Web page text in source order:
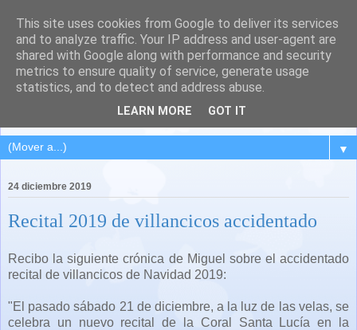
QUINTANA DEL PUENTE
(Palencia)
Pueblo del Cerrato palentino
▼
24 diciembre 2019
Recital 2019 de villancicos accidentado
Recibo la siguiente crónica de Miguel sobre el accidentado
recital de villancicos de Navidad 2019:
"El pasado sábado 21 de diciembre, a la luz de las velas, se
celebra un nuevo recital de la Coral Santa Lucía en la
This site uses cookies from Google to deliver its services
and to analyze traffic. Your IP address and user-agent are
shared with Google along with performance and security
metrics to ensure quality of service, generate usage
statistics, and to detect and address abuse.
LEARN MORE GOT IT